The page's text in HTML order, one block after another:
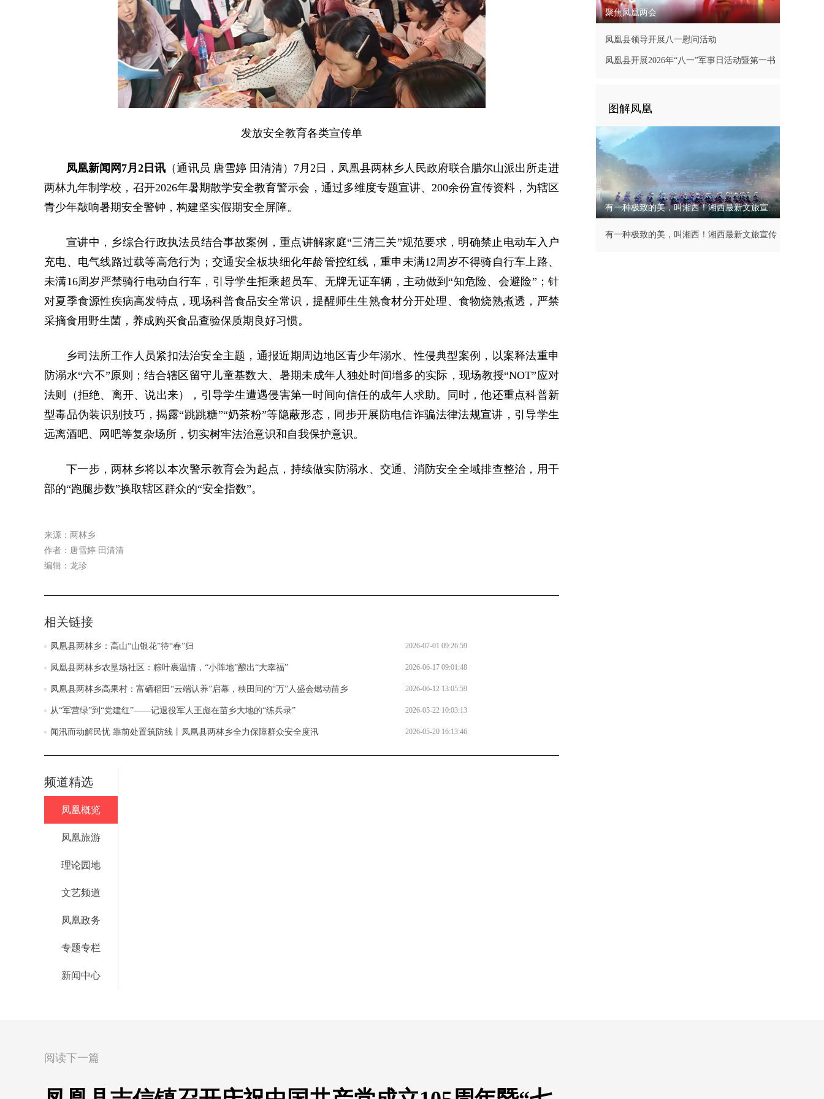
发放安全教育各类宣传单
凤凰新闻网7月2日讯 （通讯员 唐雪婷 田清清）7月2日，凤凰县两林乡人民政府联合腊尔山派出所走进
两林九年制学校，召开2026年暑期散学安全教育警示会，通过多维度专题宣讲、200余份宣传资料，为辖区
青少年敲响暑期安全警钟，构建坚实假期安全屏障。
宣讲中，乡综合行政执法员结合事故案例，重点讲解家庭“三清三关”规范要求，明确禁止电动车入户
充电、电气线路过载等高危行为；交通安全板块细化年龄管控红线，重申未满12周岁不得骑自行车上路、
未满16周岁严禁骑行电动自行车，引导学生拒乘超员车、无牌无证车辆，主动做到“知危险、会避险”；针
对夏季食源性疾病高发特点，现场科普食品安全常识，提醒师生生熟食材分开处理、食物烧熟煮透，严禁
采摘食用野生菌，养成购买食品查验保质期良好习惯。
乡司法所工作人员紧扣法治安全主题，通报近期周边地区青少年溺水、性侵典型案例，以案释法重申
防溺水“六不”原则；结合辖区留守儿童基数大、暑期未成年人独处时间增多的实际，现场教授“NOT”应对
法则（拒绝、离开、说出来），引导学生遭遇侵害第一时间向信任的成年人求助。同时，他还重点科普新
型毒品伪装识别技巧，揭露“跳跳糖”“奶茶粉”等隐蔽形态，同步开展防电信诈骗法律法规宣讲，引导学生
远离酒吧、网吧等复杂场所，切实树牢法治意识和自我保护意识。
下一步，两林乡将以本次警示教育会为起点，持续做实防溺水、交通、消防安全全域排查整治，用干
部的“跑腿步数”换取辖区群众的“安全指数”。
来源：两林乡
作者：唐雪婷 田清清
编辑：龙珍
相关链接
凤凰县两林乡：高山“山银花”待“春”归 2026-07-01 09:26:59
凤凰县两林乡农垦场社区：粽叶裹温情，“小阵地”酿出“大幸福” 2026-06-17 09:01:48
凤凰县两林乡高果村：富硒稻田“云端认养”启幕，秧田间的“万”人盛会燃动苗乡 2026-06-12 13:05:59
从“军营绿”到“党建红”——记退役军人王彪在苗乡大地的“练兵录” 2026-05-22 10:03:13
闻汛而动解民忧 靠前处置筑防线丨凤凰县两林乡全力保障群众安全度汛 2026-05-20 16:13:46
频道精选
凤凰概览
凤凰旅游
理论园地
文艺频道
凤凰政务
专题专栏
新闻中心
聚焦凤凰两会
凤凰县领导开展八一慰问活动
凤凰县开展2026年“八一”军事日活动暨第一书
图解凤凰
有一种极致的美，叫湘西！湘西最新文旅宣传片
有一种极致的美，叫湘西！湘西最新文旅宣传
阅读下一篇